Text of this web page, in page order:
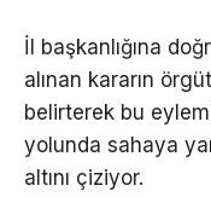
İl başkanlığına
alınan kararın
belirterek bu
yolunda sahaya
altını çiziyor.